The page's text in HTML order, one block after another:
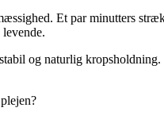
Et par minutters
og naturlig